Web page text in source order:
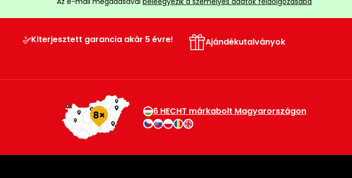
Kiterjesztett garancia akár 5 évre! Ajándékutalványok
6 HECHT márkabolt Magyarországon